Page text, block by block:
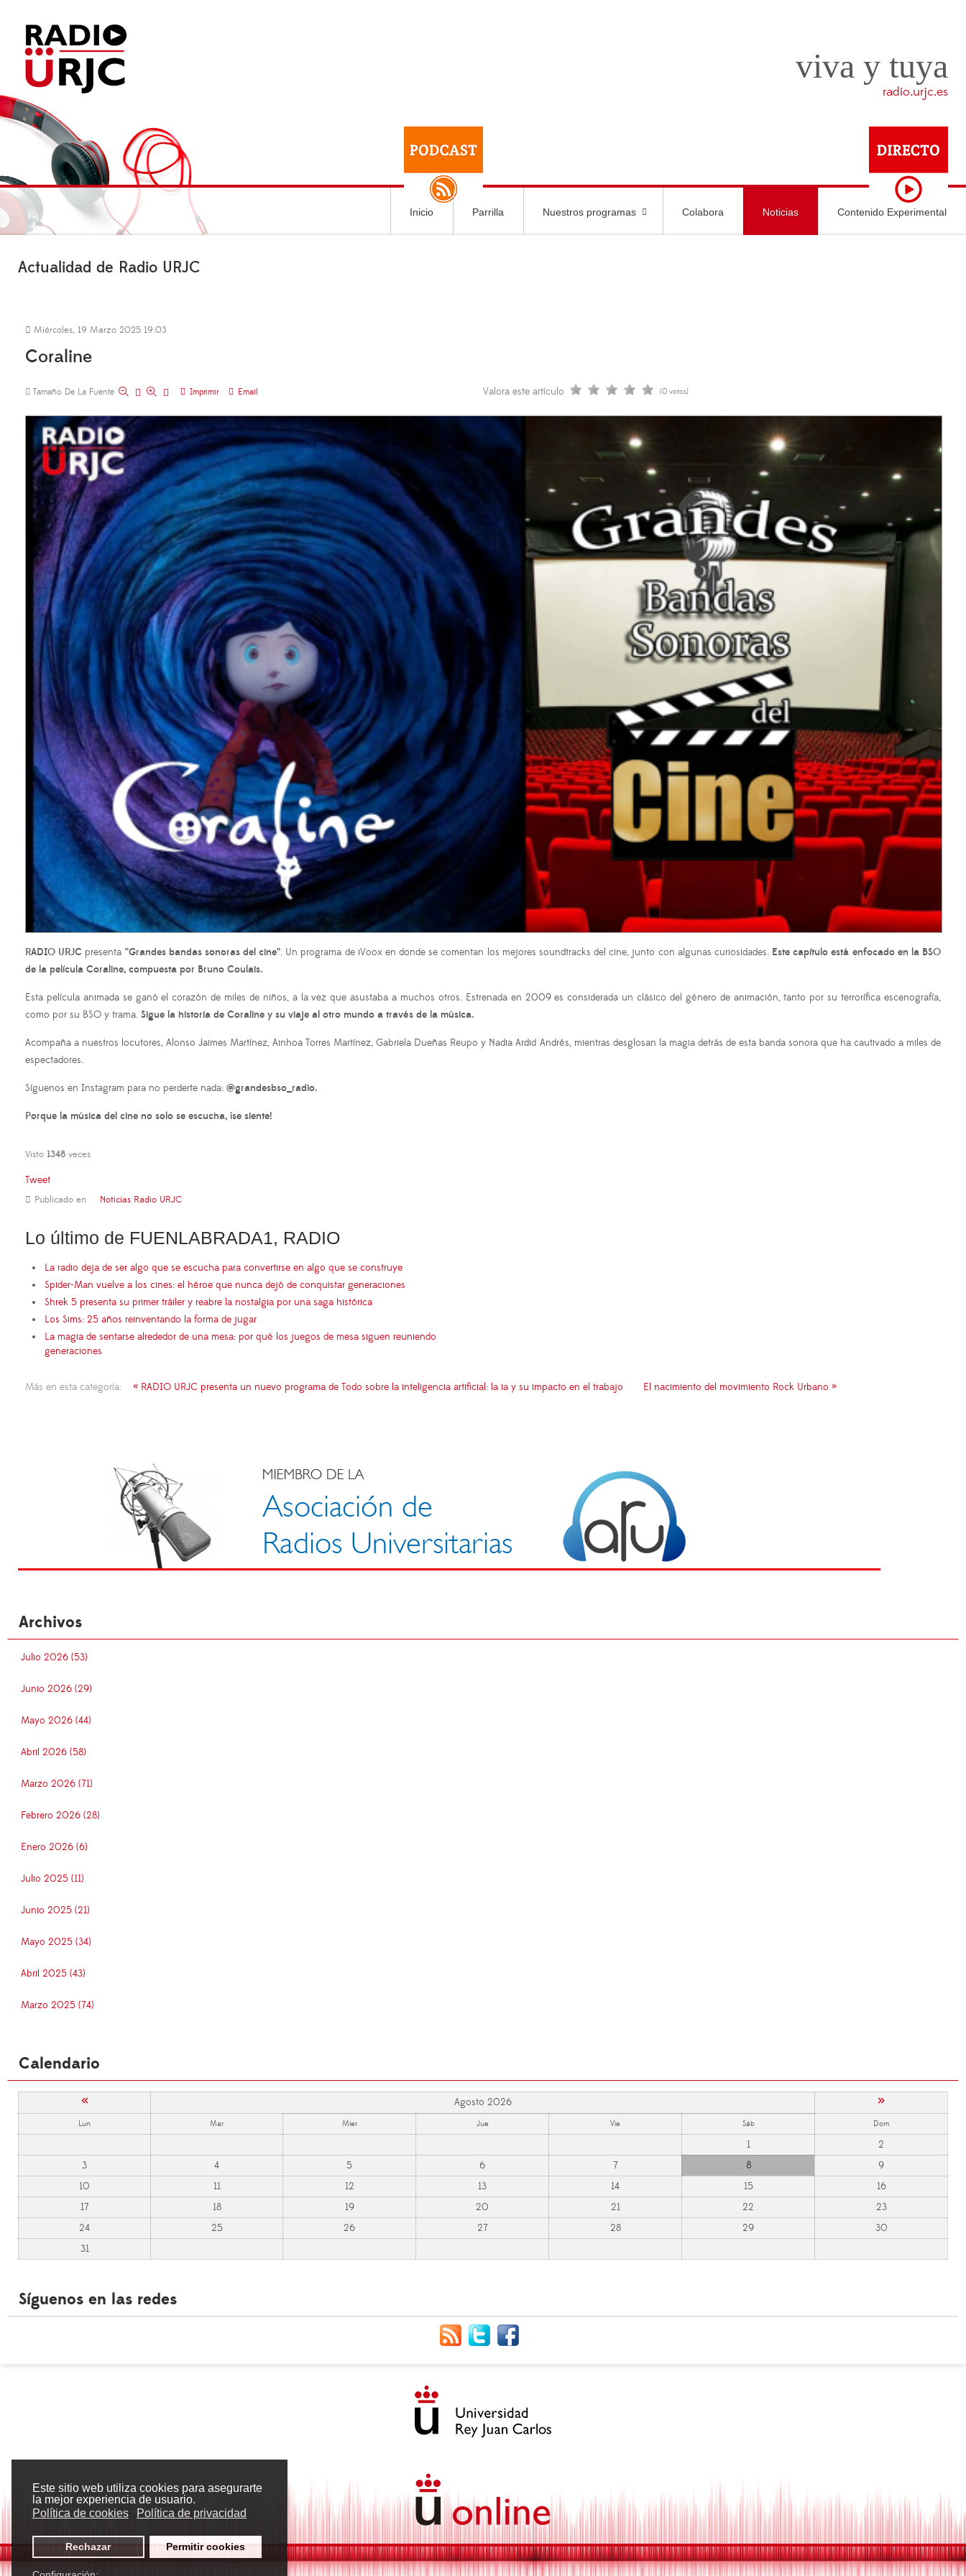
Este sitio web utiliza cookies para asegurarte
la mejor experiencia de usuario.
Política de cookies
Política de privacidad
Rechazar Permitir cookies
viva y tuya
radio.urjc.es
Inicio Parrilla Nuestros programas Colabora Noticias Contenido Experimental
Actualidad de Radio URJC
Miércoles, 19 Marzo 2025 19:03
Coraline
Tamaño De La Fuente Imprimir Email Valora este artículo (0 votos)
RADIO URJC presenta “Grandes bandas sonoras del cine”. Un programa de iVoox en donde se comentan los mejores soundtracks del cine, junto con algunas curiosidades. Este capítulo está enfocado en la BSO
de la película Coraline, compuesta por Bruno Coulais.
Esta película animada se ganó el corazón de miles de niños, a la vez que asustaba a muchos otros. Estrenada en 2009 es considerada un clásico del género de animación, tanto por su terrorífica escenografía,
como por su BSO y trama. Sigue la historia de Coraline y su viaje al otro mundo a través de la música.
Acompaña a nuestros locutores, Alonso Jaimes Martínez, Ainhoa Torres Martínez, Gabriela Dueñas Reupo y Nadia Ardid Andrés, mientras desglosan la magia detrás de esta banda sonora que ha cautivado a miles de
espectadores.
Síguenos en Instagram para no perderte nada: @grandesbso_radio.
Porque la música del cine no solo se escucha, ¡se siente!
Visto 1348 veces
Tweet
Publicado en Noticias Radio URJC
Lo último de FUENLABRADA1, RADIO
La radio deja de ser algo que se escucha para convertirse en algo que se construye
Spider-Man vuelve a los cines: el héroe que nunca dejó de conquistar generaciones
Shrek 5 presenta su primer tráiler y reabre la nostalgia por una saga histórica
Los Sims: 25 años reinventando la forma de jugar
La magia de sentarse alrededor de una mesa: por qué los juegos de mesa siguen reuniendo
generaciones
Más en esta categoría: « RADIO URJC presenta un nuevo programa de Todo sobre la inteligencia artificial: la ia y su impacto en el trabajo El nacimiento del movimiento Rock Urbano »
Archivos
Julio 2026 (53)
Junio 2026 (29)
Mayo 2026 (44)
Abril 2026 (58)
Marzo 2026 (71)
Febrero 2026 (28)
Enero 2026 (6)
Julio 2025 (11)
Junio 2025 (21)
Mayo 2025 (34)
Abril 2025 (43)
Marzo 2025 (74)
Calendario
« Agosto 2026 »
Lun Mar Mier Jue Vie Sáb Dom
1
2
3
4 5 6 7 8
9
10
11 12 13 14 15
16
17
18 19 20 21 22
23
24
25 26 27 28 29
30
31
Síguenos en las redes